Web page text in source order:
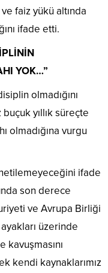
faiz yükü altında
ifade etti.
YOK…”
olmadığını
yıllık süreçte
olmadığına vurgu
ifade
son derece
ve Avrupa Birliği
üzerinde
kendi kaynaklarımız